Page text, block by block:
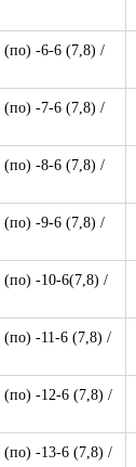
-6-6 (7,8) /
-7-6 (7,8) /
-8-6 (7,8) /
-9-6 (7,8) /
-10-6(7,8) /
-11-6 (7,8) /
-12-6 (7,8) /
-13-6 (7,8) /